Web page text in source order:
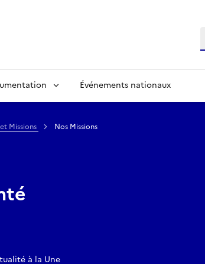
Événements nationaux
Missions Nos Missions
à la Une